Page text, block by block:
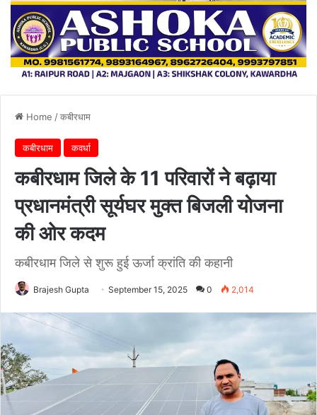
Home /कबीरधाम
कबीरधाम कवर्धा
कबीरधाम जिले के 11 परिवारों ने बढ़ाया
प्रधानमंत्री सूर्यघर मुक्त बिजली योजना
की ओर कदम
कबीरधाम जिले से शुरू हुई ऊर्जा क्रांति की कहानी
Brajesh Gupta September 15, 2025 0 2,014